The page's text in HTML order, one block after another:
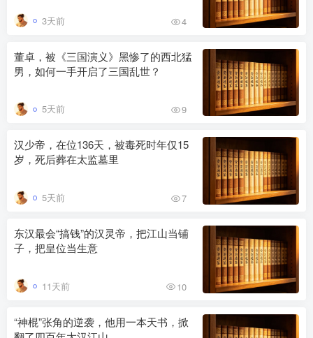
3天前 4
董卓，被《三国演义》黑惨了的西北猛
男，如何一手开启了三国乱世？
5天前 9
汉少帝，在位136天，被毒死时年仅15
岁，死后葬在太监墓里
5天前 7
东汉最会“搞钱”的汉灵帝，把江山当铺
子，把皇位当生意
11天前 10
“神棍”张角的逆袭，他用一本天书，掀